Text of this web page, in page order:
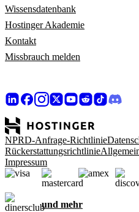
Wissensdatenbank
Hostinger Akademie
Kontakt
Missbrauch melden
NPRD-Anfrage-Richtlinie
Rückerstattungsrichtlinie
Impressum
und mehr